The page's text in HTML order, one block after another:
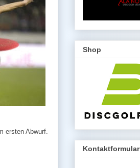
ersten Abwurf.
Shop
Kontaktformular